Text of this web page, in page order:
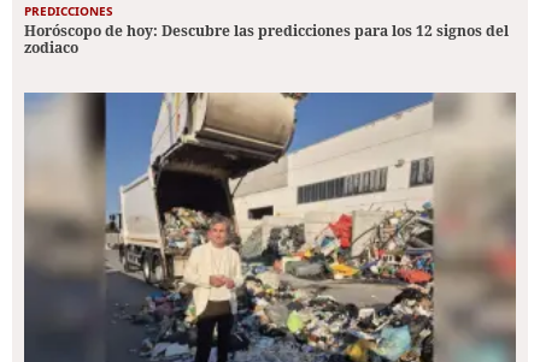
PREDICCIONES
Horóscopo de hoy: Descubre las predicciones para los 12 signos del
zodiaco